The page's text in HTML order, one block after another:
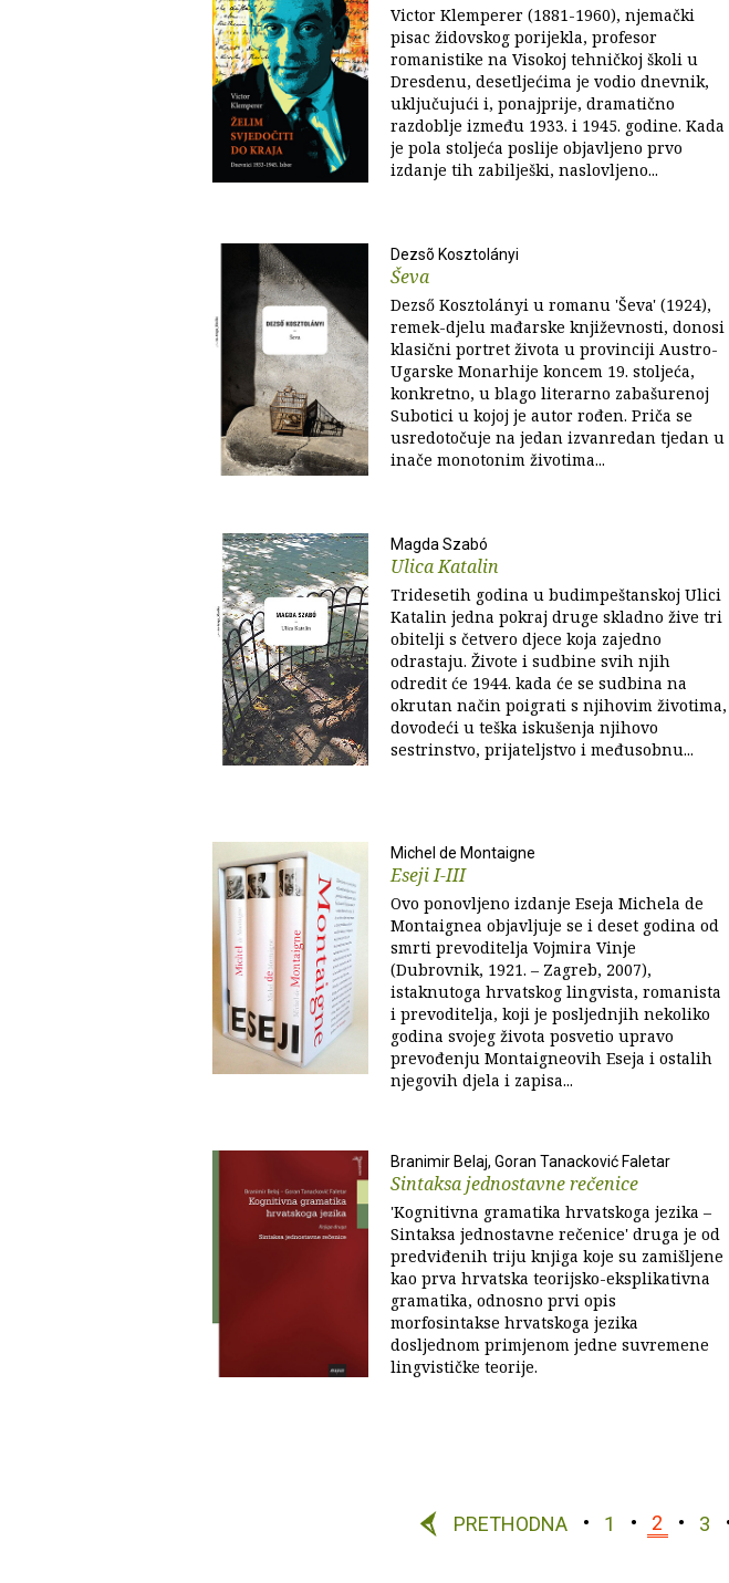
Victor Klemperer (1881-1960), njemački
pisac židovskog porijekla, profesor
romanistike na Visokoj tehničkoj školi u
Dresdenu, desetljećima je vodio dnevnik,
uključujući i, ponajprije, dramatično
razdoblje između 1933. i 1945. godine. Kada
je pola stoljeća poslije objavljeno prvo
izdanje tih zabilješki, naslovljeno...
Dezsõ Kosztolányi
Ševa
Dezső Kosztolányi u romanu 'Ševa' (1924),
remek-djelu mađarske književnosti, donosi
klasični portret života u provinciji Austro-
Ugarske Monarhije koncem 19. stoljeća,
konkretno, u blago literarno zabašurenoj
Subotici u kojoj je autor rođen. Priča se
usredotočuje na jedan izvanredan tjedan u
inače monotonim životima...
Magda Szabó
Ulica Katalin
Tridesetih godina u budimpeštanskoj Ulici
Katalin jedna pokraj druge skladno žive tri
obitelji s četvero djece koja zajedno
odrastaju. Živote i sudbine svih njih
odredit će 1944. kada će se sudbina na
okrutan način poigrati s njihovim životima,
dovodeći u teška iskušenja njihovo
sestrinstvo, prijateljstvo i međusobnu...
Michel de Montaigne
Eseji I-III
Ovo ponovljeno izdanje Eseja Michela de
Montaignea objavljuje se i deset godina od
smrti prevoditelja Vojmira Vinje
(Dubrovnik, 1921. – Zagreb, 2007),
istaknutoga hrvatskog lingvista, romanista
i prevoditelja, koji je posljednjih nekoliko
godina svojeg života posvetio upravo
prevođenju Montaigneovih Eseja i ostalih
njegovih djela i zapisa...
Branimir Belaj, Goran Tanacković Faletar
Sintaksa jednostavne rečenice
'Kognitivna gramatika hrvatskoga jezika –
Sintaksa jednostavne rečenice' druga je od
predviđenih triju knjiga koje su zamišljene
kao prva hrvatska teorijsko-eksplikativna
gramatika, odnosno prvi opis
morfosintakse hrvatskoga jezika
dosljednom primjenom jedne suvremene
lingvističke teorije.
PRETHODNA 1 2 3